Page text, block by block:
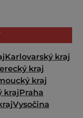
Karlovarský kraj
kraj
kraj
krajPraha
Vysočina